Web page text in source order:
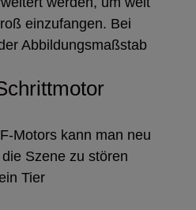
einzufangen. Bei
Abbildungsmaßstab
Motors kann man neu
Szene zu stören
Tier